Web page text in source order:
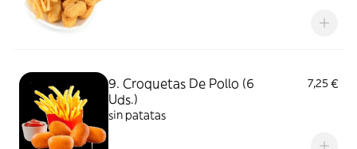
9. Croquetas De Pollo (6
Uds.)
7,25 €
sin patatas